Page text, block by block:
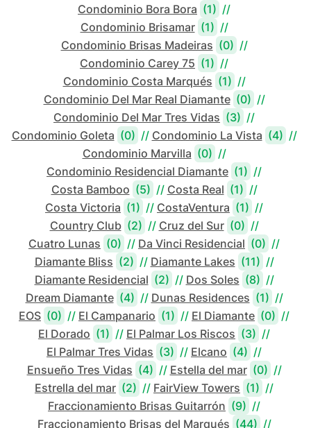
Condominio Bora Bora (1) //
Condominio Brisamar (1) //
Condominio Brisas Madeiras (0) //
Condominio Carey 75 (1) //
Condominio Costa Marqués (1) //
Condominio Del Mar Real Diamante (0) //
Condominio Del Mar Tres Vidas (3) //
Condominio Goleta (0) // Condominio La Vista (4) //
Condominio Marvilla (0) //
Condominio Residencial Diamante (1) //
Costa Bamboo (5) // Costa Real (1) //
Costa Victoria (1) // CostaVentura (1) //
Country Club (2) // Cruz del Sur (0) //
Cuatro Lunas (0) // Da Vinci Residencial (0) //
Diamante Bliss (2) // Diamante Lakes (11) //
Diamante Residencial (2) // Dos Soles (8) //
Dream Diamante (4) // Dunas Residences (1) //
EOS (0) // El Campanario (1) // El Diamante (0) //
El Dorado (1) // El Palmar Los Riscos (3) //
El Palmar Tres Vidas (3) // Elcano (4) //
Ensueño Tres Vidas (4) // Estella del mar (0) //
Estrella del mar (2) // FairView Towers (1) //
Fraccionamiento Brisas Guitarrón (9) //
Fraccionamiento Brisas del Marqués (44) //